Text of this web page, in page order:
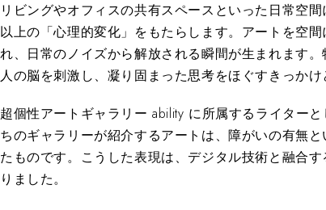
リビングやオフィスの共有スペースといった日常空
以上の「心理的変化」をもたらします。アートを空
れ、日常のノイズから解放される瞬間が生まれます
人の脳を刺激し、凝り固まった思考をほぐすきっかけ
超個性アートギャラリー ability に所属するライター
ちのギャラリーが紹介するアートは、障がいの有無
たものです。こうした表現は、デジタル技術と融合
りました。